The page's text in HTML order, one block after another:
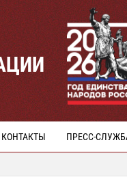
КОНТАКТЫ ПРЕСС-